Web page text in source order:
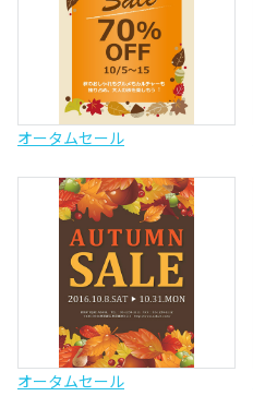
オータムセール
オータムセール